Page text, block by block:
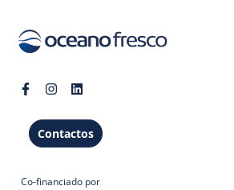
Contactos
Co-financiado por